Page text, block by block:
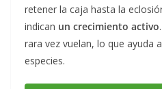
retener la caja hasta la
indican un crecimiento activo
rara vez vuelan, lo que ayuda
especies.